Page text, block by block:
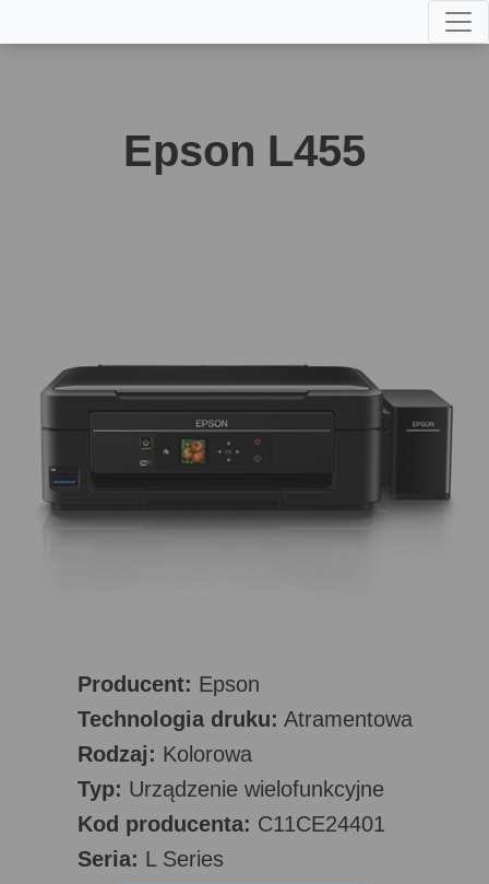
Epson L455
Producent: Epson
Technologia druku: Atramentowa
Rodzaj: Kolorowa
Typ: Urządzenie wielofunkcyjne
Kod producenta: C11CE24401
Seria: L Series